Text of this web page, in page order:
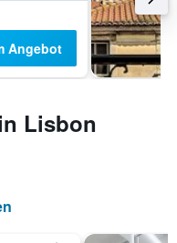
Angebot
Lisbon